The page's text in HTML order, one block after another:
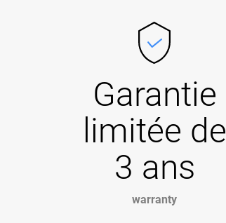
Garantie
limitée de
3 ans
warranty